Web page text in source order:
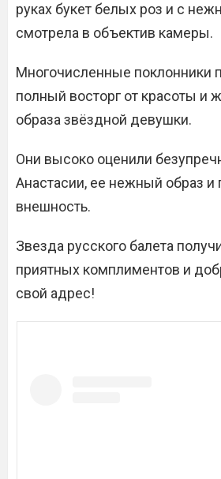
руках букет белых роз и с
смотрела в объектив камеры.
Многочисленные поклонники
полный восторг от красоты и
образа звёздной девушки.
Они высоко оценили
Анастасии, ее нежный образ и
внешность.
Звезда русского балета
приятных комплиментов и
свой адрес!